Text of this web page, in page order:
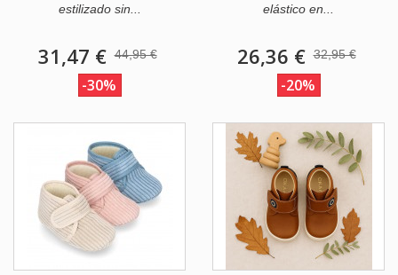
estilizado sin...
31,47 € 44,95 €
-30%
elástico en...
26,36 € 32,95 €
-20%